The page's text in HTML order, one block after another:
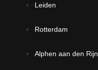
Leiden
Rotterdam
Alphen aan den Rijn